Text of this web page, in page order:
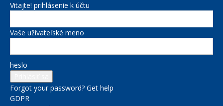
Vitajte! prihlásenie k účtu
Vaše užívateľské meno
heslo
Forgot your password? Get help
GDPR